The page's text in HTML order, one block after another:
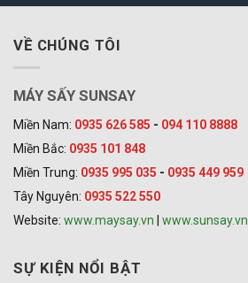
VỀ CHÚNG TÔI
MÁY SẤY SUNSAY
Miền Nam: 0935 626 585 - 094 110 8888
Miền Bắc: 0935 101 848
Miền Trung: 0935 995 035 - 0935 449 959
Tây Nguyên: 0935 522 550
Website: www.maysay.vn | www.sunsay.vn
SỰ KIỆN NỔI BẬT